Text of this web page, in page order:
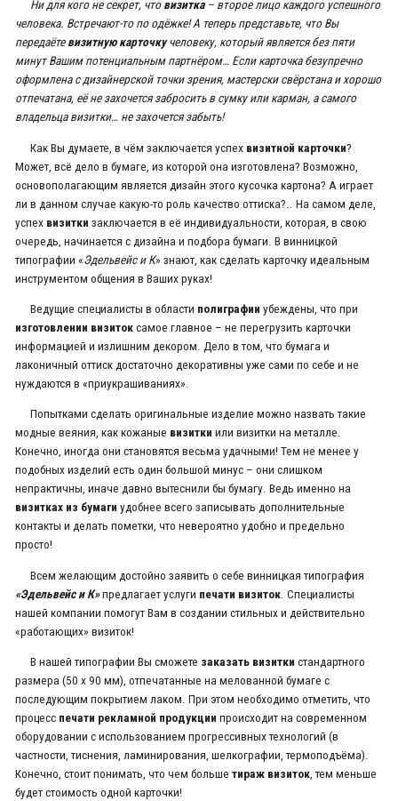
Ни для кого не секрет, что визитка– второе лицо каждого успешного
человека. Встречают-то по одёжке! А теперь представьте, что Вы
передаёте визитную карточкучеловеку, который является без пяти
минут Вашим потенциальным партнёром… Если карточка безупречно
оформлена с дизайнерской точки зрения, мастерски свёрстана и хорошо
отпечатана, её не захочется забросить в сумку или карман, а самого
владельца визитки… не захочется забыть!
Как Вы думаете, в чём заключается успех визитной карточки?
Может, всё дело в бумаге, из которой она изготовлена? Возможно,
основополагающим является дизайн этого кусочка картона? А играет
ли в данном случае какую-то роль качество оттиска?.. На самом деле,
успех визитки заключается в её индивидуальности, которая, в свою
очередь, начинается с дизайна и подбора бумаги. В винницкой
типографии «Эдельвейс и К» знают, как сделать карточку идеальным
инструментом общения в Ваших руках!
Ведущие специалисты в области полиграфии убеждены, что при
изготовлении визитоксамое главное – не перегрузить карточки
информацией и излишним декором. Дело в том, что бумага и
лаконичный оттиск достаточно декоративны уже сами по себе и не
нуждаются в «приукрашиваниях».
Попытками сделать оригинальные изделие можно назвать такие
модные веяния, как кожаные визитки или визитки на металле.
Конечно, иногда они становятся весьма удачными! Тем не менее у
подобных изделий есть один большой минус – они слишком
непрактичны, иначе давно вытеснили бы бумагу. Ведь именно на
визитках из бумаги удобнее всего записывать дополнительные
контакты и делать пометки, что невероятно удобно и предельно
просто!
Всем желающим достойно заявить о себе винницкая типография
«Эдельвейс и К»предлагает услуги печати визиток. Специалисты
нашей компании помогут Вам в создании стильных и действительно
«работающих» визиток!
В нашей типографии Вы сможете заказать визитки стандартного
размера (50 х 90 мм), отпечатанные на мелованной бумаге с
последующим покрытием лаком. При этом необходимо отметить, что
процесс печати рекламной продукции происходит на современном
оборудовании с использованием прогрессивных технологий (в
частности, тиснения, ламинирования, шелкографии, термоподъёма).
Конечно, стоит понимать, что чем больше тираж визиток, тем меньше
будет стоимость одной карточки!